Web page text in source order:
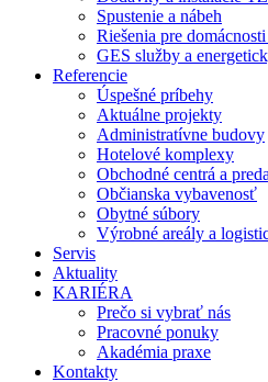
Spustenie a nábeh
Riešenia pre
GES služby a
Referencie
Úspešné príbehy
Aktuálne projekty
Administratívne budovy
Hotelové komplexy
Obchodné centrá a
Občianska vybavenosť
Obytné súbory
Výrobné areály a
Servis
Aktuality
KARIÉRA
Prečo si vybrať nás
Pracovné ponuky
Akadémia praxe
Kontakty